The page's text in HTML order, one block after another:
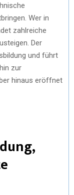
Wer in
zahlreiche
Der
und führt
zur
hinaus eröffnet